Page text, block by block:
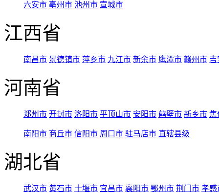
六安市 亳州市 池州市 宣城市
江西省
南昌市 景德镇市 萍乡市 九江市 新余市 鹰潭市 赣州市 吉
河南省
郑州市 开封市 洛阳市 平顶山市 安阳市 鹤壁市 新乡市 焦
南阳市 商丘市 信阳市 周口市 驻马店市 直辖县级
湖北省
武汉市 黄石市 十堰市 宜昌市 襄阳市 鄂州市 荆门市 孝感